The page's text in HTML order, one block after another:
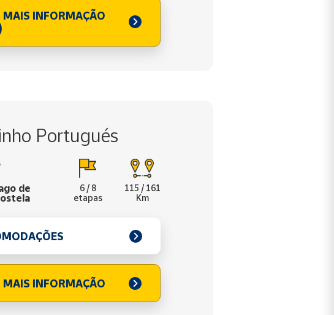
MAIS INFORMAÇÃO
Portugués
de
6 / 8
etapas
115 / 161
Km
MAIS INFORMAÇÃO